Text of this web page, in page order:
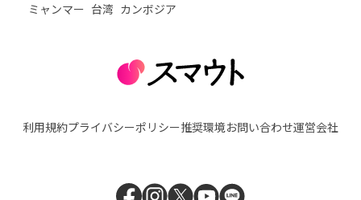
ミャンマー 台湾 カンボジア
利用規約プライバシーポリシー推奨環境お問い合わせ運営会社